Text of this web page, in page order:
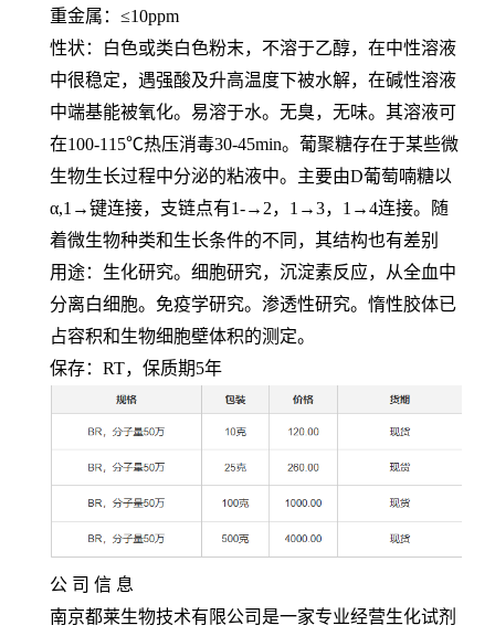
重金属：≤10ppm
性状：白色或类白色粉末，不溶于乙醇，在中性溶液
中很稳定，遇强酸及升高温度下被水解，在碱性溶液
中端基能被氧化。易溶于水。无臭，无味。其溶液可
在100-115℃热压消毒30-45min。葡聚糖存在于某些微
生物生长过程中分泌的粘液中。主要由D葡萄喃糖以
α,1→键连接，支链点有1-→2， 1→3， 1→4连接。随
着微生物种类和生长条件的不同，其结构也有差别
用途：生化研究。细胞研究，沉淀素反应，从全血中
分离白细胞。免疫学研究。渗透性研究。惰性胶体已
占容积和生物细胞壁体积的测定。
保存： RT，保质期5年
公 司 信 息
南京都莱生物技术有限公司是一家专业经营生化试剂